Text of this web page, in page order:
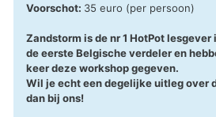
Voorschot: 35 euro (per persoon)
Zandstorm is de nr 1 HotPot
de eerste Belgische verdeler en
keer deze workshop gegeven.
Wil je echt een degelijke uitleg over
dan bij ons!